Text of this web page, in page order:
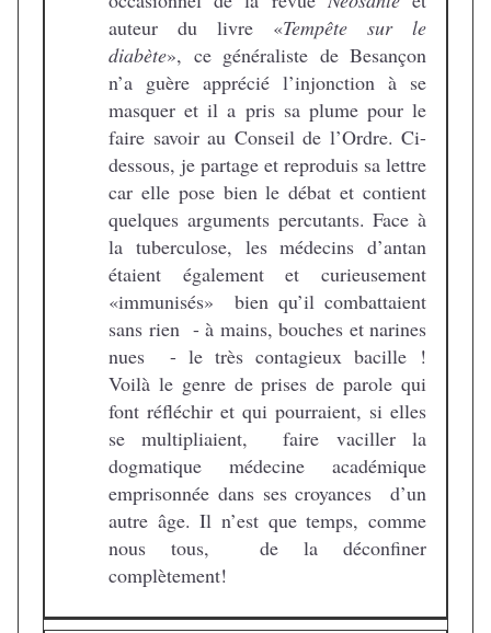
auteur du livre «Tempête sur le
diabète», ce généraliste de Besançon
n’a guère apprécié l’injonction à se
masquer et il a pris sa plume pour le
faire savoir au Conseil de l’Ordre. Ci-
dessous, je partage et reproduis sa lettre
car elle pose bien le débat et contient
quelques arguments percutants. Face à
la tuberculose, les médecins d’antan
étaient également et curieusement
«immunisés» bien qu’il combattaient
sans rien - à mains, bouches et narines
nues - le très contagieux bacille !
Voilà le genre de prises de parole qui
font réfléchir et qui pourraient, si elles
se multipliaient, faire vaciller la
dogmatique médecine académique
emprisonnée dans ses croyances d’un
autre âge. Il n’est que temps, comme
nous tous, de la déconfiner
complètement!